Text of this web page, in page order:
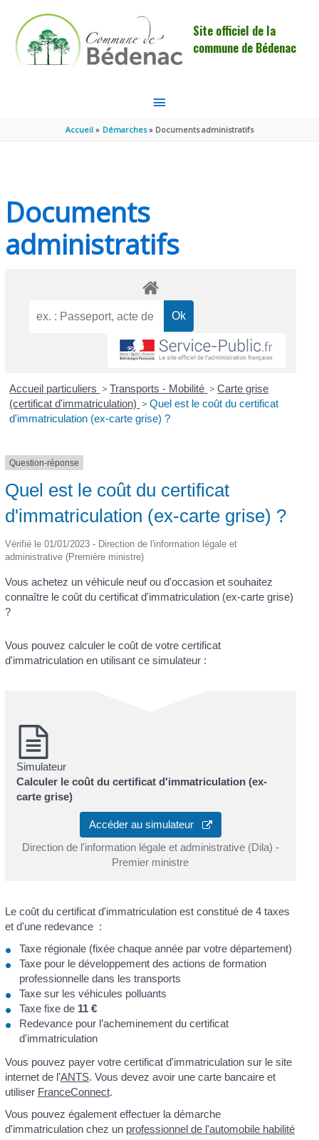
Site officiel de la
commune de Bédenac
MENU
PRINCIPAL
Accueil Démarches Documents administratifs
Documents
administratifs
Accueil particuliers > Transports - Mobilité > Carte grise
(certificat d'immatriculation) > Quel est le coût du certificat
d'immatriculation (ex-carte grise) ?
Question-réponse
Quel est le coût du certificat
d'immatriculation (ex-carte grise) ?
Vérifié le 01/01/2023 - Direction de l'information légale et
administrative (Première ministre)
Vous achetez un véhicule neuf ou d'occasion et souhaitez
connaître le coût du certificat d'immatriculation (ex-carte grise)
?
Vous pouvez calculer le coût de votre certificat
d'immatriculation en utilisant ce simulateur :
Simulateur
Calculer le coût du certificat d'immatriculation (ex-
carte grise)
Accéder au simulateur
Direction de l'information légale et administrative (Dila) -
Premier ministre
Le coût du certificat d'immatriculation est constitué de 4 taxes
et d'une redevance :
Taxe régionale (fixée chaque année par votre département)
Taxe pour le développement des actions de formation
professionnelle dans les transports
Taxe sur les véhicules polluants
Taxe fixe de 11 €
Redevance pour l’acheminement du certificat
d'immatriculation
Vous pouvez payer votre certificat d'immatriculation sur le site
internet de l'ANTS. Vous devez avoir une carte bancaire et
utiliser FranceConnect.
Vous pouvez également effectuer la démarche
d'immatriculation chez un professionnel de l'automobile habilité